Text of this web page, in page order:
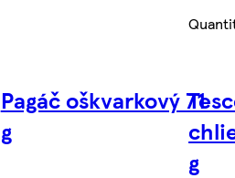
Pagáč oškvarkový 71
g
g